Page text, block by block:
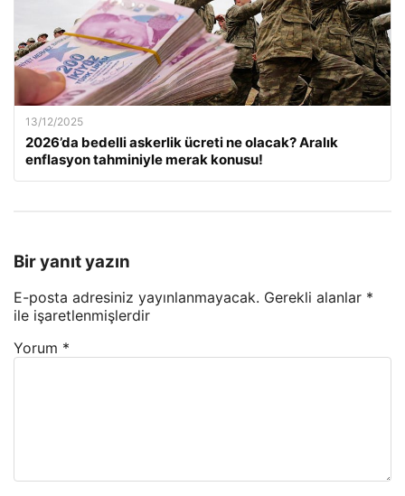
13/12/2025
2026’da bedelli askerlik ücreti ne olacak? Aralık
enflasyon tahminiyle merak konusu!
Bir yanıt yazın
E-posta adresiniz yayınlanmayacak. Gerekli alanlar *
ile işaretlenmişlerdir
Yorum *